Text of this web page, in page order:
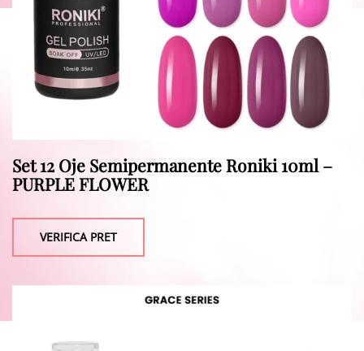
Set 12 Oje Semipermanente Roniki 10ml –
PURPLE FLOWER
VERIFICA PRET